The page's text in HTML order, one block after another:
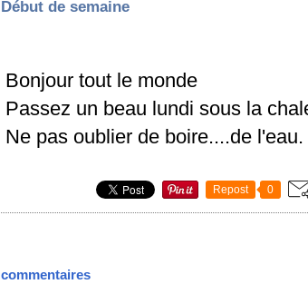
Début de semaine
Bonjour tout le monde
Passez un beau lundi sous la
Ne pas oublier de boire....de l'eau.
Repost 0
commentaires